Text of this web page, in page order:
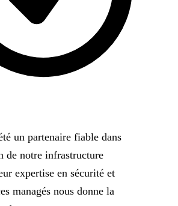
un partenaire fiable dans
de notre infrastructure
expertise en sécurité et
managés nous donne la